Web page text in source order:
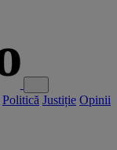
Politică Justiție Opinii